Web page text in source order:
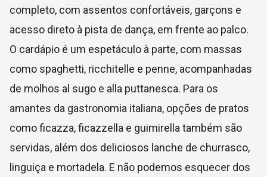
completo, com assentos confortáveis, garçons e
acesso direto à pista de dança, em frente ao palco.
O cardápio é um espetáculo à parte, com massas
como spaghetti, ricchitelle e penne, acompanhadas
de molhos al sugo e alla puttanesca. Para os
amantes da gastronomia italiana, opções de pratos
como ficazza, ficazzella e guimirella também são
servidas, além dos deliciosos lanche de churrasco,
linguiça e mortadela. E não podemos esquecer dos